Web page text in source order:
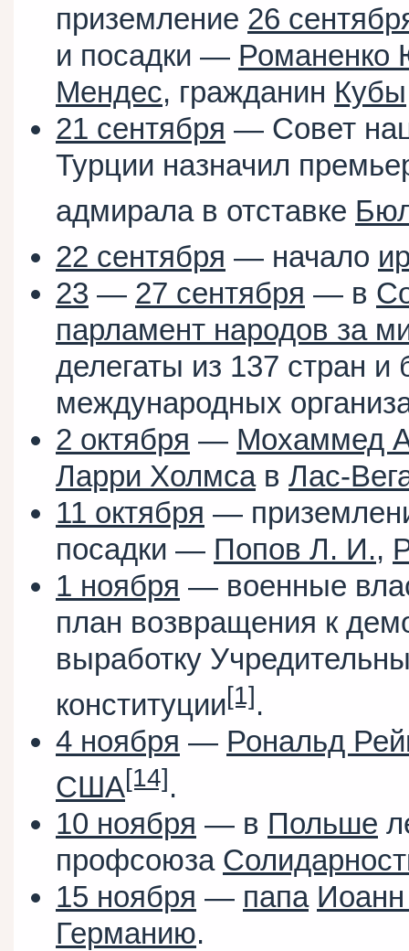
приземление 26
и посадки — Романенко
Мендес, гражданин Кубы
21 сентября — Совет
Турции назначил
адмирала в отставке
22 сентября — начало
23 — 27 сентября — в
парламент народов за
делегаты из 137 стран и
международных
2 октября — Мохаммед
Ларри Холмсав Лас-
11 октября —
посадки — Попов Л. И.,
1 ноября — военные
план возвращения к
выработку
конституции[1].
4 ноября — Рональд
США[14].
10 ноября — в Польше
профсоюза
15 ноября — папа
Германию.